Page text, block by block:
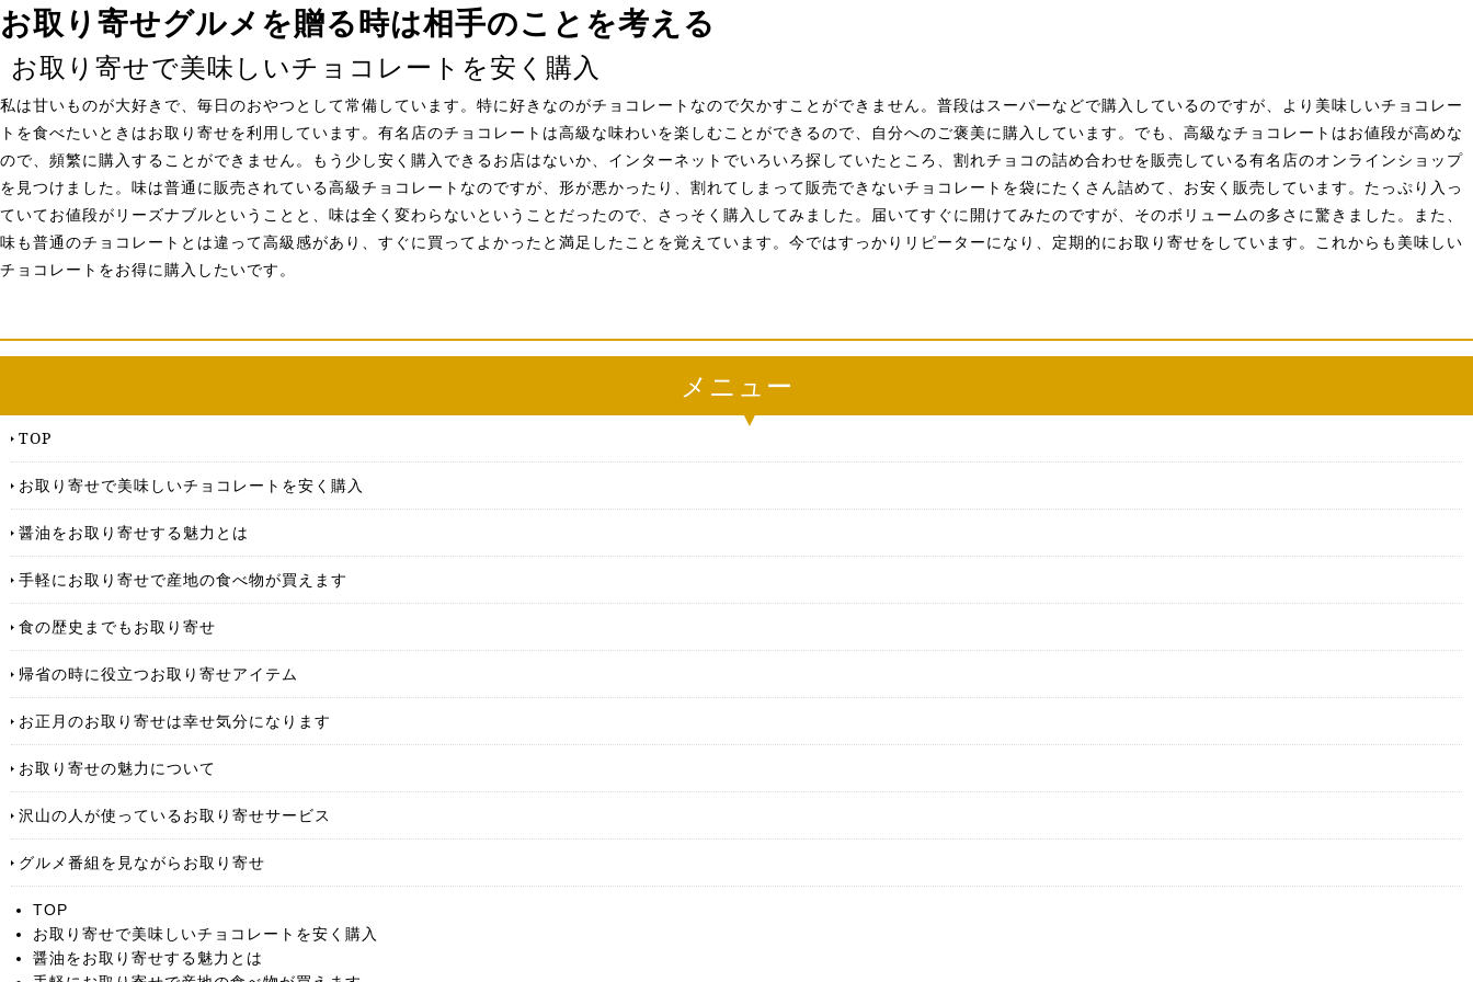
お取り寄せグルメを贈る時は相手のことを考える
お取り寄せで美味しいチョコレートを安く購入
私は甘いものが大好きで、毎日のおやつとして常備しています。特に好きなのがチョコレートなので欠かすことができません。普段はスーパーなどで購入しているのですが、より美味しいチョコレー
トを食べたいときはお取り寄せを利用しています。有名店のチョコレートは高級な味わいを楽しむことができるので、自分へのご褒美に購入しています。でも、高級なチョコレートはお値段が高めな
ので、頻繁に購入することができません。もう少し安く購入できるお店はないか、インターネットでいろいろ探していたところ、割れチョコの詰め合わせを販売している有名店のオンラインショップ
を見つけました。味は普通に販売されている高級チョコレートなのですが、形が悪かったり、割れてしまって販売できないチョコレートを袋にたくさん詰めて、お安く販売しています。たっぷり入っ
ていてお値段がリーズナブルということと、味は全く変わらないということだったので、さっそく購入してみました。届いてすぐに開けてみたのですが、そのボリュームの多さに驚きました。また、
味も普通のチョコレートとは違って高級感があり、すぐに買ってよかったと満足したことを覚えています。今ではすっかりリピーターになり、定期的にお取り寄せをしています。これからも美味しい
チョコレートをお得に購入したいです。
メニュー
TOP
お取り寄せで美味しいチョコレートを安く購入
醤油をお取り寄せする魅力とは
手軽にお取り寄せで産地の食べ物が買えます
食の歴史までもお取り寄せ
帰省の時に役立つお取り寄せアイテム
お正月のお取り寄せは幸せ気分になります
お取り寄せの魅力について
沢山の人が使っているお取り寄せサービス
グルメ番組を見ながらお取り寄せ
TOP
お取り寄せで美味しいチョコレートを安く購入
醤油をお取り寄せする魅力とは